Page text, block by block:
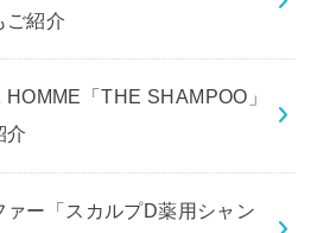
ご紹介
HOMME「THE SHAMPOO」
介
ァー「スカルプD薬用シャン